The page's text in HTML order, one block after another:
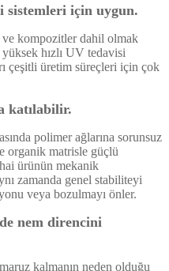
sistemleri için uygun.
ve kompozitler dahil olmak
hızlı UV tedavisi
çeşitli üretim süreçleri için çok
katılabilir.
polimer ağlarına sorunsuz
organik matrisle güçlü
ürünün mekanik
zamanda genel stabiliteyi
veya bozulmayı önler.
nem direncini
kalmanın neden olduğu